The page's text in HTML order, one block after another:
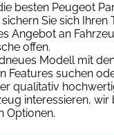
besten Peugeot
Sie sich Ihren
Angebot an
offen.
Modell mit
Features suchen
qualitativ
interessieren, wir
Optionen.